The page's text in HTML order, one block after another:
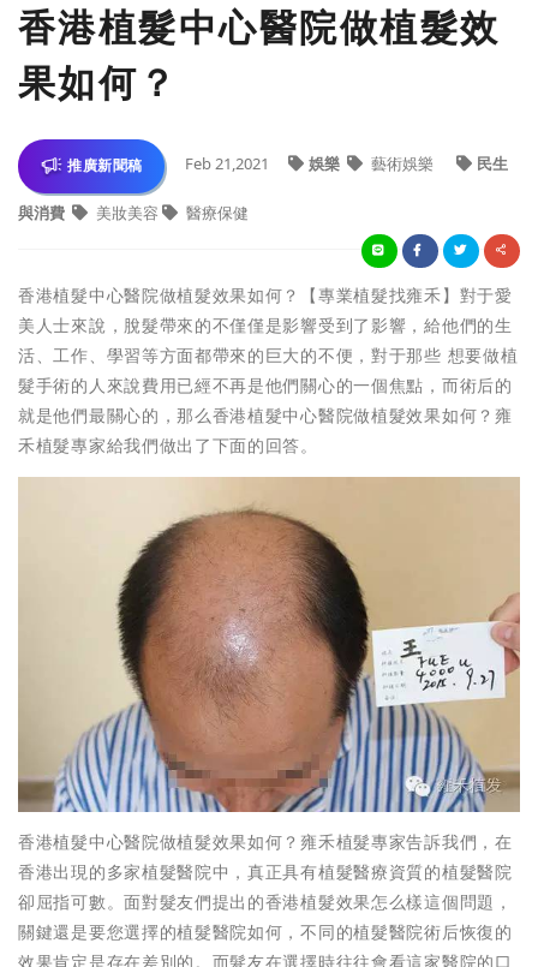
香港植髮中心醫院做植髮效
果如何？
推廣新聞稿 Feb 21,2021 娛樂 藝術娛樂 民生
與消費 美妝美容 醫療保健
香港植髮中心醫院做植髮效果如何？【專業植髮找雍禾】對于愛
美人士來說，脫髮帶來的不僅僅是影響受到了影響，給他們的生
活、工作、學習等方面都帶來的巨大的不便，對于那些 想要做植
髮手術的人來說費用已經不再是他們關心的一個焦點，而術后的
就是他們最關心的，那么香港植髮中心醫院做植髮效果如何？雍
禾植髮專家給我們做出了下面的回答。
香港植髮中心醫院做植髮效果如何？雍禾植髮專家告訴我們，在
香港出現的多家植髮醫院中，真正具有植髮醫療資質的植髮醫院
卻屈指可數。面對髮友們提出的香港植髮效果怎么樣這個問題，
關鍵還是要您選擇的植髮醫院如何，不同的植髮醫院術后恢復的